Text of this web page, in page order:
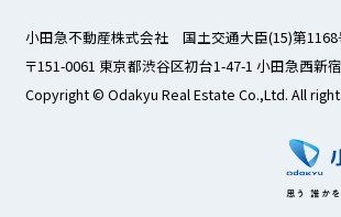
小田急不動産株式会社 国土交通大臣(15)第1168
〒151-0061 東京都渋谷区初台1-47-1 小田急西新
Copyright © Odakyu Real Estate Co.,Ltd. All